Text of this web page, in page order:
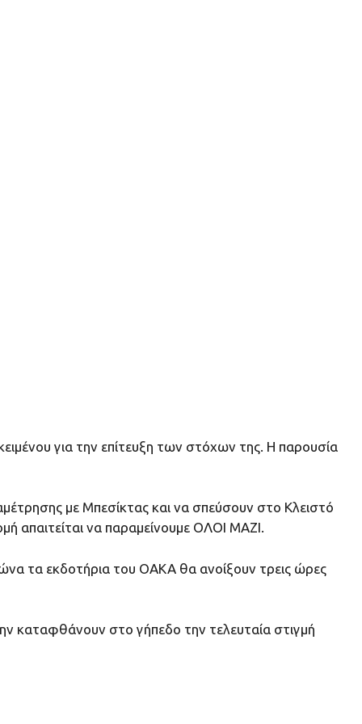
για την επίτευξη των στόχων της. Η παρουσία
με Μπεσίκτας και να σπεύσουν στο Κλειστό
απαιτείται να παραμείνουμε ΟΛΟΙ ΜΑΖΙ.
τα εκδοτήρια του ΟΑΚΑ θα ανοίξουν τρεις ώρες
καταφθάνουν στο γήπεδο την τελευταία στιγμή